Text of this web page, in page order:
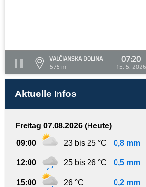
VALČIANSKA DOLINA
575 m
07:20
15. 5. 2026
Aktuelle Infos
Freitag 07.08.2026 (Heute)
09:00 23 bis 25 °C 0,8 mm
12:00 25 bis 26 °C 0,5 mm
15:00 26 °C 0,2 mm